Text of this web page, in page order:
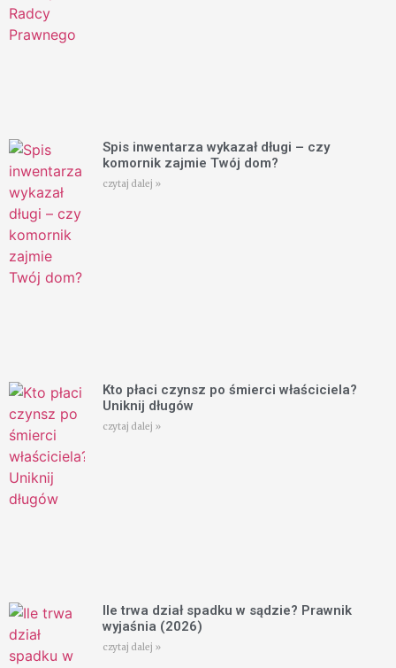
Spis inwentarza wykazał długi – czy
komornik zajmie Twój dom?
czytaj dalej »
Kto płaci czynsz po śmierci właściciela?
Uniknij długów
czytaj dalej »
Ile trwa dział spadku w sądzie? Prawnik
wyjaśnia (2026)
czytaj dalej »